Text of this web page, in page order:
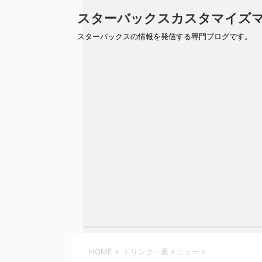
スターバックスカスタマイズ
スターバックスの情報を発信する専門ブログです。
HOME > ドリンク・裏メニュー >